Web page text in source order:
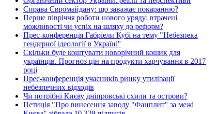
Справа Євромайдану: що заважає покаранню?
Перше півріччя роботи нового уряду: втрачені
можливості чи успіх на шляху до реформ?
Прес-конференція Габріели Кубі на тему "Небезпека
гендерної ідеології в Україні"
Скільки буде коштувати новорічний кошик для
українців. Прогноз цін на продукти харчування в 2017
році
Прес-конференція учасників ринку утилізації
небезпечних відходів
Чи потрібні Києву дніпровські схили та острови?
Петиція "Про винесення заводу "Фанплит" за межі